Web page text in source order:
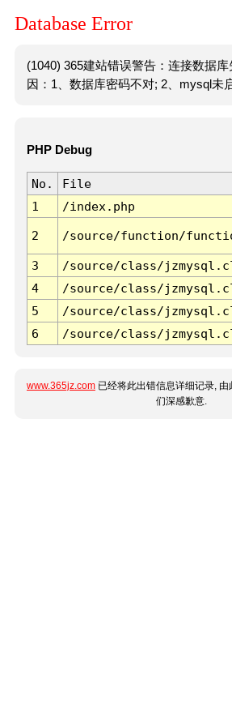
Database Error
(1040) 365建站错误警告：连接数据
因：1、数据库密码不对; 2、mysql未
PHP Debug
No. File
1
/index.php
2 /source/function/
3 /source/class/
4
/source/class/
5
/source/class/
6
/source/class/
www.365jz.com 已经将此出错信息详细记录,
们深感歉意.